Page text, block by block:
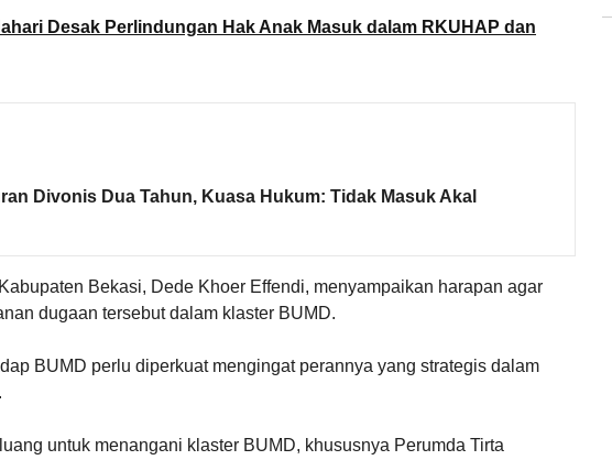
Desak Perlindungan Hak Anak Masuk dalam RKUHAP dan
Divonis Dua Tahun, Kuasa Hukum: Tidak Masuk Akal
Bekasi, Dede Khoer Effendi, menyampaikan harapan agar
dugaan tersebut dalam klaster BUMD.
BUMD perlu diperkuat mengingat perannya yang strategis dalam
untuk menangani klaster BUMD, khususnya Perumda Tirta